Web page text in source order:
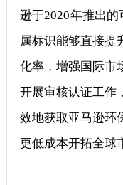
逊于2020年推出
属标识能够直接提
化率，增强国际市
开展审核认证工作
效地获取亚马逊环
更低成本开拓全球